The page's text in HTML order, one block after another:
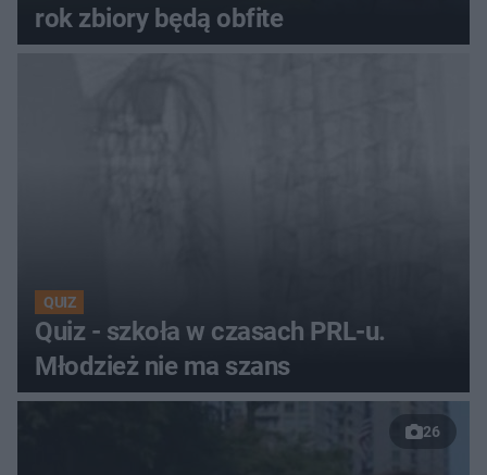
rok zbiory będą obfite
QUIZ
Quiz - szkoła w czasach PRL-u.
Młodzież nie ma szans
26